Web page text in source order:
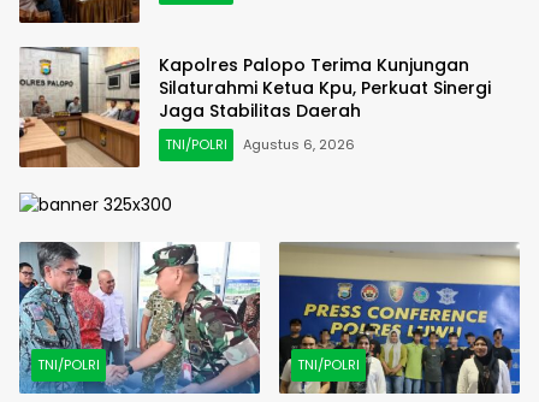
Kapolres Palopo Terima Kunjungan
Silaturahmi Ketua Kpu, Perkuat Sinergi
Jaga Stabilitas Daerah
TNI/POLRI Agustus 6, 2026
TNI/POLRI TNI/POLRI